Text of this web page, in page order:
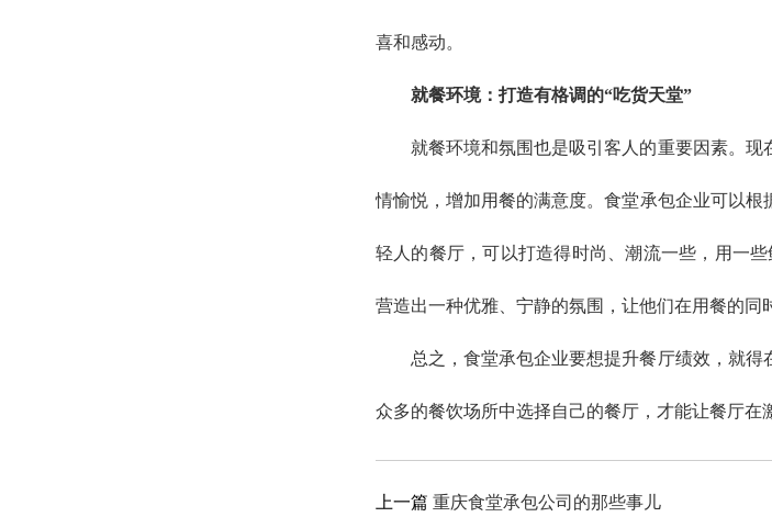
喜和感动。
就餐环境：打造有格调的“吃货天堂”
就餐环境和氛围也是吸引客人的重要因素。
情愉悦，增加用餐的满意度。食堂承包企业可以
轻人的餐厅，可以打造得时尚、潮流一些，用一
营造出一种优雅、宁静的氛围，让他们在用餐的同
总之，食堂承包企业要想提升餐厅绩效，就
众多的餐饮场所中选择自己的餐厅，才能让餐厅
上一篇 重庆食堂承包公司的那些事儿